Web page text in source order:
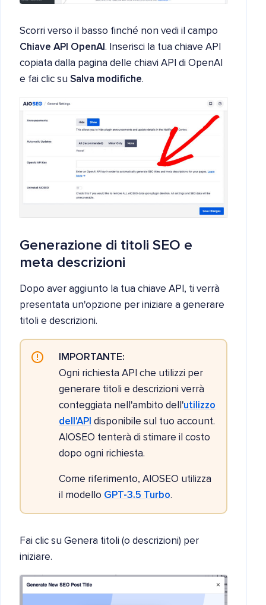
Scorri verso il basso finché non vedi il campo
Chiave API OpenAI. Inserisci la tua chiave API
copiata dalla pagina delle chiavi API di OpenAI
e fai clic su Salva modifiche.
Generazione di titoli SEO e
meta descrizioni
Dopo aver aggiunto la tua chiave API, ti verrà
presentata un'opzione per iniziare a generare
titoli e descrizioni.
IMPORTANTE:
Ogni richiesta API che utilizzi per
generare titoli e descrizioni verrà
conteggiata nell'ambito dell'utilizzo
dell'API disponibile sul tuo account.
AIOSEO tenterà di stimare il costo
dopo ogni richiesta.
Come riferimento, AIOSEO utilizza
il modello GPT-3.5 Turbo.
Fai clic su Genera titoli (o descrizioni) per
iniziare.